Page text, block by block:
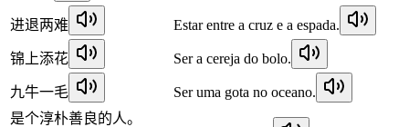
进退两难 Estar entre a cruz e a espada.
锦上添花 Ser a cereja do bolo.
九牛一毛
Ser uma gota no oceano.
是个淳朴善良的人。